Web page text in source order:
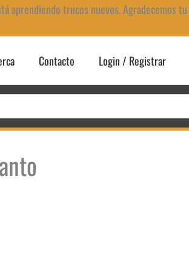
aprendiendo trucos nuevos. Agradecemos
Contacto Login / Registrar